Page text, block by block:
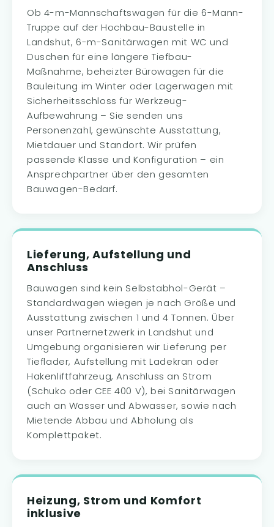
Ob 4-m-Mannschaftswagen für die 6-Mann-
Truppe auf der Hochbau-Baustelle in
Landshut, 6-m-Sanitärwagen mit WC und
Duschen für eine längere Tiefbau-
Maßnahme, beheizter Bürowagen für die
Bauleitung im Winter oder Lagerwagen mit
Sicherheitsschloss für Werkzeug-
Aufbewahrung – Sie senden uns
Personenzahl, gewünschte Ausstattung,
Mietdauer und Standort. Wir prüfen
passende Klasse und Konfiguration – ein
Ansprechpartner über den gesamten
Bauwagen-Bedarf.
Lieferung, Aufstellung und
Anschluss
Bauwagen sind kein Selbstabhol-Gerät –
Standardwagen wiegen je nach Größe und
Ausstattung zwischen 1 und 4 Tonnen. Über
unser Partnernetzwerk in Landshut und
Umgebung organisieren wir Lieferung per
Tieflader, Aufstellung mit Ladekran oder
Hakenliftfahrzeug, Anschluss an Strom
(Schuko oder CEE 400 V), bei Sanitärwagen
auch an Wasser und Abwasser, sowie nach
Mietende Abbau und Abholung als
Komplettpaket.
Heizung, Strom und Komfort
inklusive